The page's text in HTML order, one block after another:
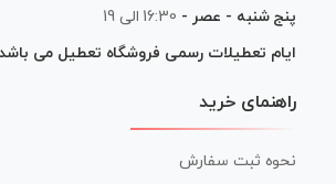
پنج شنبه - عصر - 16:30 الی 19
ایام تعطیلات رسمی فروشگاه تعطیل می باشد
راهنمای خرید
نحوه ثبت سفارش